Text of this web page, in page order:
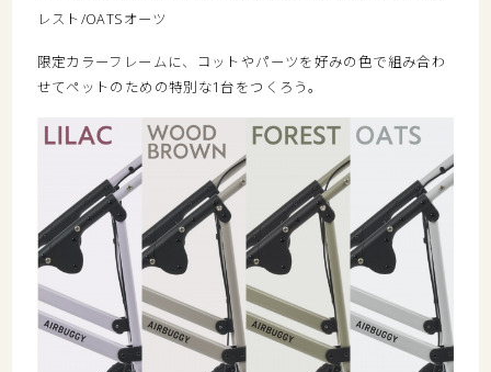
レスト/OATSオーツ
限定カラーフレームに、コットやパーツを好みの色で組み合わ
せてペットのための特別な1台をつくろう。